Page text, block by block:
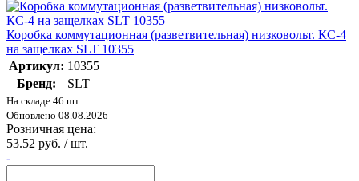
Коробка коммутационная (разветвительная) низковольт. КС-4
на защелках SLT 10355
Артикул: 10355
Бренд:
SLT
На складе 46 шт.
Обновлено 08.08.2026
Розничная цена:
53.52 руб. / шт.
-